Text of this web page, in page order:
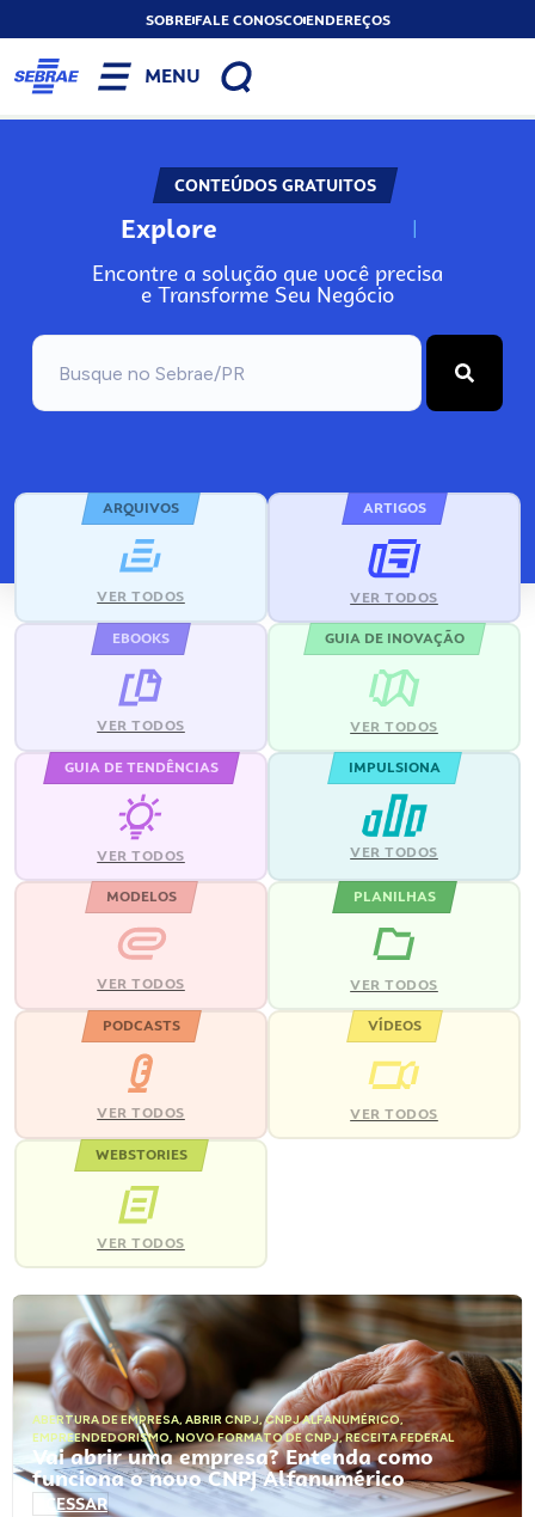
SOBREFALE CONOSCOENDEREÇOS
MENU
CONTEÚDOS GRATUITOS
Explore N
Encontre a solução que você precisa
e Transforme Seu Negócio
ARQUIVOS
VER TODOS
ARTIGOS
VER TODOS
EBOOKS
VER TODOS
GUIA DE INOVAÇÃO
VER TODOS
GUIA DE TENDÊNCIAS
VER TODOS
IMPULSIONA
VER TODOS
MODELOS
VER TODOS
PLANILHAS
VER TODOS
PODCASTS
VER TODOS
VÍDEOS
VER TODOS
WEBSTORIES
VER TODOS
ABERTURA DE EMPRESA, ABRIR CNPJ,CNPJ ALFANUMÉRICO,
EMPREENDEDORISMO, NOVO FORMATO DE CNPJ,RECEITA FEDERAL
Vai abrir uma empresa? Entenda como
funciona o novo CNPJ Alfanumérico
ACESSAR